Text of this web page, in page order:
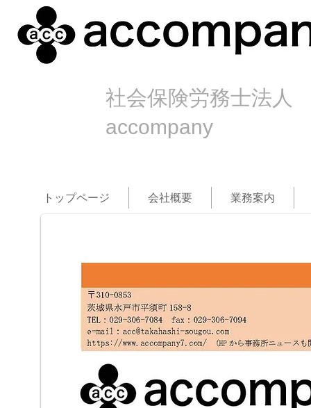
社会保険労務士法人
accompany
トップページ 会社概要 業務案内